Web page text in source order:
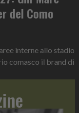
del Como
interne allo stadio
comasco il brand di